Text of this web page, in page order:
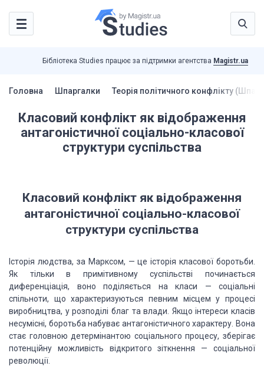
Бібліотека Studies працює за підтримки агентства Magistr.ua
Головна Шпаргалки Теорія політичного конфлікту
Класовий конфлікт як відображення
антагоністичної соціально-класової
структури суспільства
Класовий конфлікт як відображення
антагоністичної соціально-класової
структури суспільства
Історія людства, за Марксом, — це історія класової боротьби.
Як тільки в примітивному суспільстві починається
диференціація, воно поділяється на класи — соціальні
спільноти, що характеризуються певним місцем у процесі
виробництва, у розподілі благ та влади. Якщо інтереси класів
несумісні, боротьба набуває антагоністичного характеру. Вона
стає головною детермінантою соціального процесу, зберігає
потенційну можливість відкритого зіткнення — соціальної
революції.